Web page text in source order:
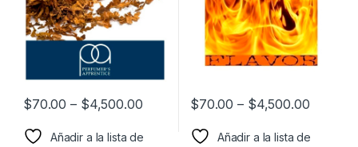
$70.00 – $4,500.00
Añadir a la lista de
$70.00 – $4,500.00
Añadir a la lista de